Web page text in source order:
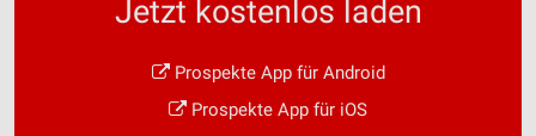
Jetzt kostenlos laden
Prospekte App für Android
Prospekte App für iOS